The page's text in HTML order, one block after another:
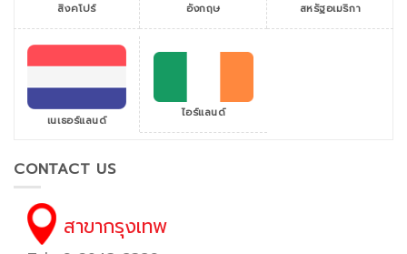
สิงคโปร์ อังกฤษ สหรัฐอเมริกา
เนเธอร์แลนด์ ไอร์แลนด์
CONTACT US
สาขากรุงเทพ